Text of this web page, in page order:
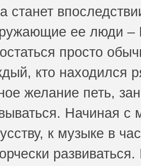
станет
ее люди –
просто
кто находился
желание петь,
Начиная с
к музыке в